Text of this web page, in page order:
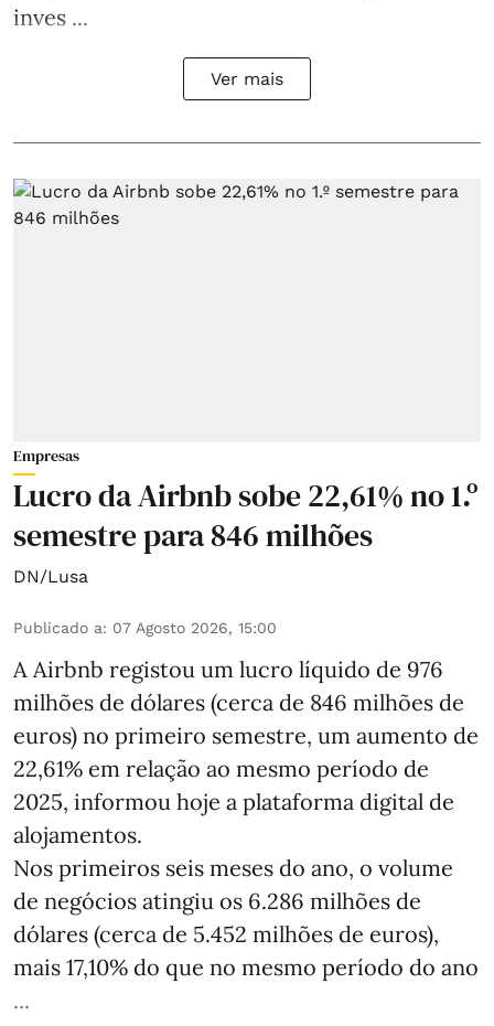
inves ...
Ver mais
Empresas
Lucro da Airbnb sobe 22,61% no 1.º
semestre para 846 milhões
DN/Lusa
Publicado a: 07 Agosto 2026, 15:00
A Airbnb registou um lucro líquido de 976
milhões de dólares (cerca de 846 milhões de
euros) no primeiro semestre, um aumento de
22,61% em relação ao mesmo período de
2025, informou hoje a plataforma digital de
alojamentos.
Nos primeiros seis meses do ano, o volume
de negócios atingiu os 6.286 milhões de
dólares (cerca de 5.452 milhões de euros),
mais 17,10% do que no mesmo período do ano
...